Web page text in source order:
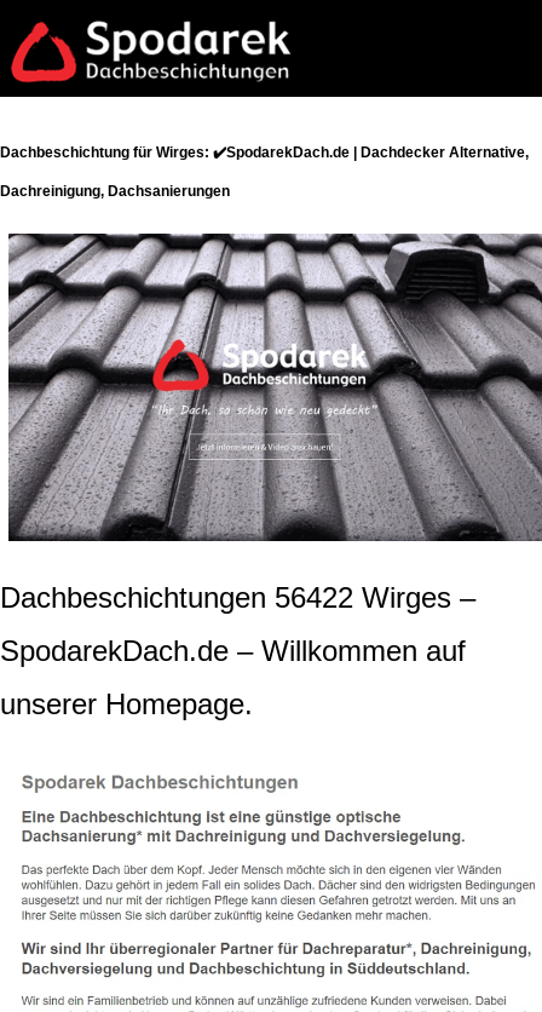
Dachbeschichtung für Wirges: ✔️SpodarekDach.de | Dachdecker Alternative,
Dachreinigung, Dachsanierungen
Dachbeschichtungen 56422 Wirges –
SpodarekDach.de – Willkommen auf
unserer Homepage.